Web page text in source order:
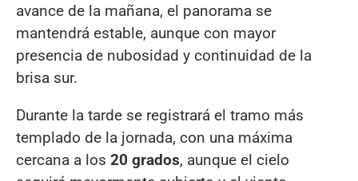
avance de la mañana, el panorama se
mantendrá estable, aunque con mayor
presencia de nubosidad y continuidad de la
brisa sur.
Durante la tarde se registrará el tramo más
templado de la jornada, con una máxima
cercana a los 20 grados, aunque el cielo